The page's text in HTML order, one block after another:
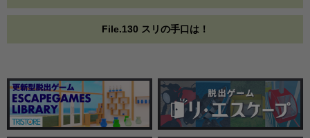
File.130 スリの手口は！